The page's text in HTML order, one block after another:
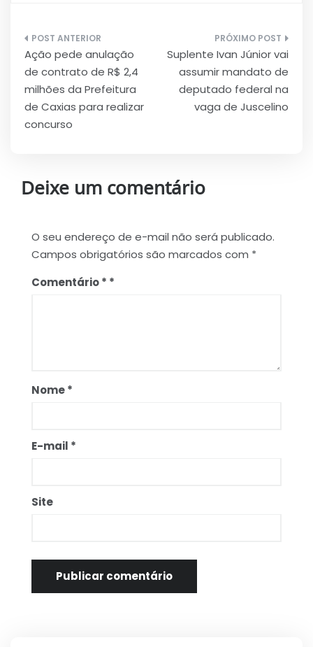
Navegação
de
Post
Ação pede anulação
de contrato de R$ 2,4
milhões da Prefeitura
de Caxias para realizar
concurso
Suplente Ivan Júnior vai
assumir mandato de
deputado federal na
vaga de Juscelino
Deixe um comentário
O seu endereço de e-mail não será publicado.
Campos obrigatórios são marcados com *
Comentário*
Nome*
E-mail *
Site